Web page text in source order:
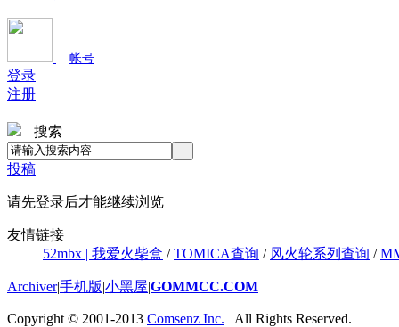
帐号
登录
注册
搜索
投稿
请先登录后才能继续浏览
友情链接
52mbx | 我爱火柴盒 / TOMICA查询 / 风火轮系列查询 /
Archiver|手机版|小黑屋|GOMMCC.COM
Copyright © 2001-2013 Comsenz Inc. All Rights Reserved.